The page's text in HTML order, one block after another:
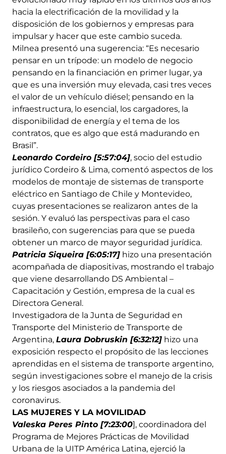
hacia la electrificación de la movilidad y la
disposición de los gobiernos y empresas para
impulsar y hacer que este cambio suceda.
Milnea presentó una sugerencia: “Es necesario
pensar en un trípode: un modelo de negocio
pensando en la financiación en primer lugar, ya
que es una inversión muy elevada, casi tres veces
el valor de un vehículo diésel; pensando en la
infraestructura, lo esencial, los cargadores, la
disponibilidad de energía y el tema de los
contratos, que es algo que está madurando en
Brasil”.
Leonardo Cordeiro [5:57:04], socio del estudio
jurídico Cordeiro & Lima, comentó aspectos de los
modelos de montaje de sistemas de transporte
eléctrico en Santiago de Chile y Montevideo,
cuyas presentaciones se realizaron antes de la
sesión. Y evaluó las perspectivas para el caso
brasileño, con sugerencias para que se pueda
obtener un marco de mayor seguridad jurídica.
Patricia Siqueira [6:05:17] hizo una presentación
acompañada de diapositivas, mostrando el trabajo
que viene desarrollando DS Ambiental –
Capacitación y Gestión, empresa de la cual es
Directora General.
Investigadora de la Junta de Seguridad en
Transporte del Ministerio de Transporte de
Argentina, Laura Dobruskin [6:32:12] hizo una
exposición respecto el propósito de las lecciones
aprendidas en el sistema de transporte argentino,
según investigaciones sobre el manejo de la crisis
y los riesgos asociados a la pandemia del
coronavirus.
LAS MUJERES Y LA MOVILIDAD
Valeska Peres Pinto [7:23:00], coordinadora del
Programa de Mejores Prácticas de Movilidad
Urbana de la UITP América Latina, ejerció la